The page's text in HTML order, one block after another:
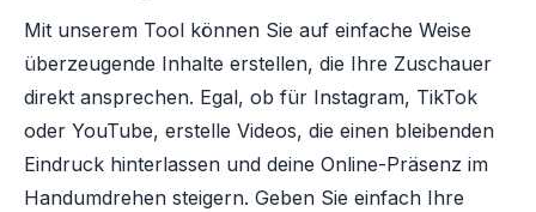
Mit unserem Tool können Sie auf einfache Weise
überzeugende Inhalte erstellen, die Ihre Zuschauer
direkt ansprechen. Egal, ob für Instagram, TikTok
oder YouTube, erstelle Videos, die einen bleibenden
Eindruck hinterlassen und deine Online-Präsenz im
Handumdrehen steigern. Geben Sie einfach Ihre